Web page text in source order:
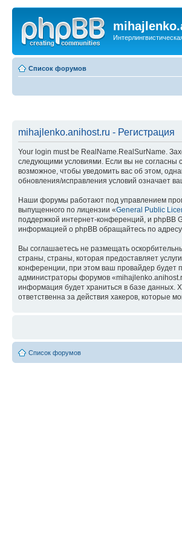
Список форумов
mihajlenko.anihost.ru - Регистрация
Your login must be RealName.RealSurName.
следующими условиями. Если вы не согласны
возможное, чтобы уведомить вас об этом,
обновления/исправления условий означает
Наши форумы работают под управлением
выпущенного по лицензии «General Public
поддержкой интернет-конференций, и phpBB
информацией о phpBB обращайтесь по адресу
Вы соглашаетесь не размещать
страны, страны, которая предоставляет
конференции, при этом ваш провайдер будет
администраторы форумов
информация будет храниться в базе данных.
ответственна за действия хакеров, которые
Список форумов